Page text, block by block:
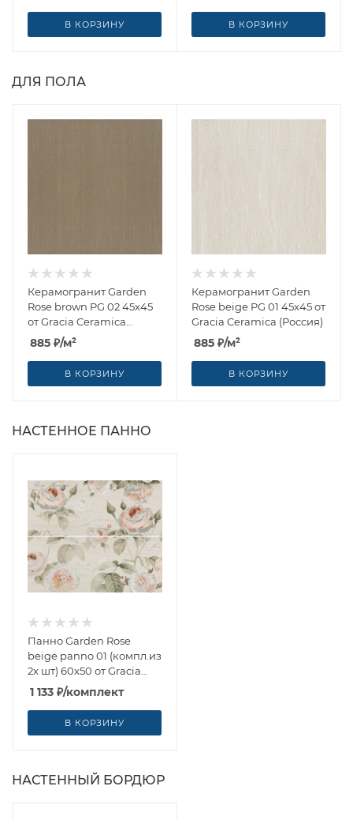
В КОРЗИНУ В КОРЗИНУ
ДЛЯ ПОЛА
Керамогранит Garden
Rose brown PG 02 45x45
от Gracia Ceramica
(Россия)
885 ₽/м²
В КОРЗИНУ
Керамогранит Garden
Rose beige PG 01 45x45 от
Gracia Ceramica (Россия)
885 ₽/м²
В КОРЗИНУ
НАСТЕННОЕ ПАННО
Панно Garden Rose
beige panno 01 (компл.из
2х шт) 60x50 от Gracia
Ceramica (Россия)
1 133 ₽/комплект
В КОРЗИНУ
НАСТЕННЫЙ БОРДЮР